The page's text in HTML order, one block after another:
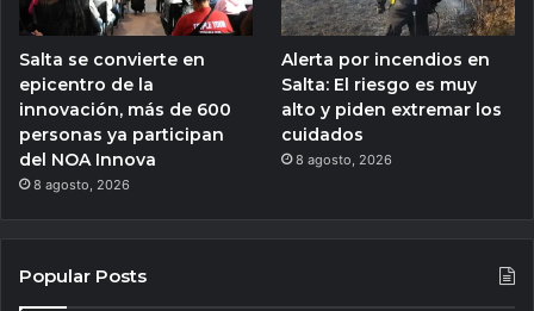
Salta se convierte en
epicentro de la
innovación, más de 600
personas ya participan
del NOA Innova
8 agosto, 2026
Alerta por incendios en
Salta: El riesgo es muy
alto y piden extremar los
cuidados
8 agosto, 2026
Popular Posts